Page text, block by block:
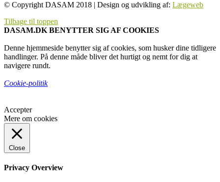
© Copyright DASAM 2018 | Design og udvikling af: Lægeweb
Tilbage til toppen
DASAM.DK BENYTTER SIG AF COOKIES
Denne hjemmeside benytter sig af cookies, som husker dine tidligere
handlinger. På denne måde bliver det hurtigt og nemt for dig at
navigere rundt.
Cookie-politik
Accepter
Mere om cookies
Close
Privacy Overview